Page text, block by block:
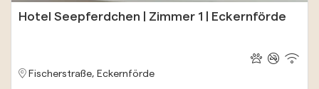
Hotel Seepferdchen | Zimmer 1 | Eckernförde
Fischerstraße, Eckernförde